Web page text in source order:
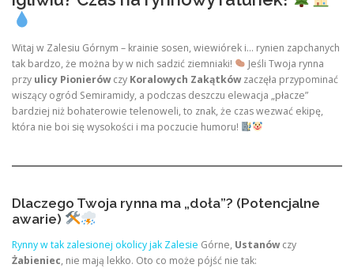
Witaj w Zalesiu Górnym – krainie sosen, wiewiórek i… rynien zapchanych
tak bardzo, że można by w nich sadzić ziemniaki!
Jeśli Twoja rynna
przy ulicy Pionierówczy Koralowych Zakątkówzaczęła przypominać
wiszący ogród Semiramidy, a podczas deszczu elewacja „płacze”
bardziej niż bohaterowie telenoweli, to znak, że czas wezwać ekipę,
która nie boi się wysokości i ma poczucie humoru!
Dlaczego Twoja rynna ma „doła”? (Potencjalne
awarie)
Rynny w tak zalesionej okolicy jak Zalesie Górne, Ustanówczy
Żabieniec, nie mają lekko. Oto co może pójść nie tak: